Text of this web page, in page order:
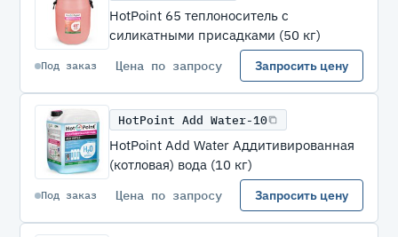
HotPoint 65 теплоноситель с
силикатными присадками (50 кг)
Под заказ Цена по запросу Запросить цену
HotPoint Add Water-10
HotPoint Add Water Аддитивированная
(котловая) вода (10 кг)
Под заказ Цена по запросу Запросить цену